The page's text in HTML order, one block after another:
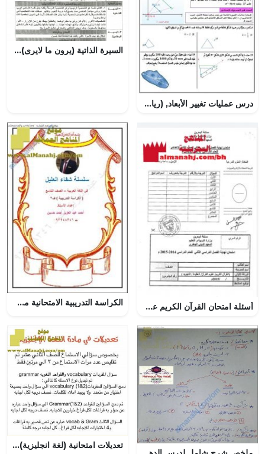
درس عمليات تغيير الأبعاد, (رياضيات) الحادي عشر العام
السيرة الذاتية (يرون ما لايرى)طه حسين
أسئلة امتحان القرآن الكريم عقيدة تجويد الكراسة التدريبية الامتحانية من سلسلة شفاء العليل (لغة عربية) التاسع
تعديلات امتحانية (لغة انجليزية) الثاني عشر